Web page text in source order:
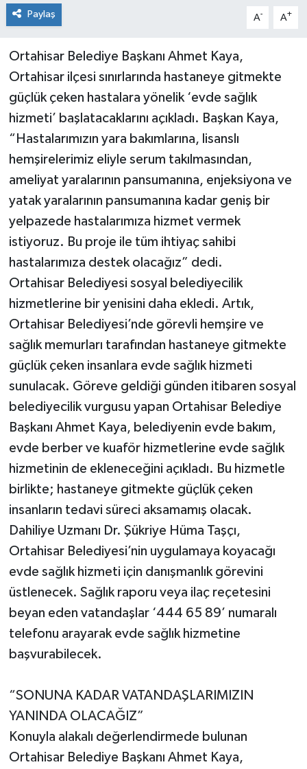
Paylaş A- A+
Ortahisar Belediye Başkanı Ahmet Kaya,
Ortahisar ilçesi sınırlarında hastaneye gitmekte
güçlük çeken hastalara yönelik ‘evde sağlık
hizmeti’ başlatacaklarını açıkladı. Başkan Kaya,
“Hastalarımızın yara bakımlarına, lisanslı
hemşirelerimiz eliyle serum takılmasından,
ameliyat yaralarının pansumanına, enjeksiyona ve
yatak yaralarının pansumanına kadar geniş bir
yelpazede hastalarımıza hizmet vermek
istiyoruz. Bu proje ile tüm ihtiyaç sahibi
hastalarımıza destek olacağız” dedi.
Ortahisar Belediyesi sosyal belediyecilik
hizmetlerine bir yenisini daha ekledi. Artık,
Ortahisar Belediyesi’nde görevli hemşire ve
sağlık memurları tarafından hastaneye gitmekte
güçlük çeken insanlara evde sağlık hizmeti
sunulacak. Göreve geldiği günden itibaren sosyal
belediyecilik vurgusu yapan Ortahisar Belediye
Başkanı Ahmet Kaya, belediyenin evde bakım,
evde berber ve kuaför hizmetlerine evde sağlık
hizmetinin de ekleneceğini açıkladı. Bu hizmetle
birlikte; hastaneye gitmekte güçlük çeken
insanların tedavi süreci aksamamış olacak.
Dahiliye Uzmanı Dr. Şükriye Hüma Taşçı,
Ortahisar Belediyesi’nin uygulamaya koyacağı
evde sağlık hizmeti için danışmanlık görevini
üstlenecek. Sağlık raporu veya ilaç reçetesini
beyan eden vatandaşlar ‘444 65 89’ numaralı
telefonu arayarak evde sağlık hizmetine
başvurabilecek.
“SONUNA KADAR VATANDAŞLARIMIZIN
YANINDA OLACAĞIZ”
Konuyla alakalı değerlendirmede bulunan
Ortahisar Belediye Başkanı Ahmet Kaya,